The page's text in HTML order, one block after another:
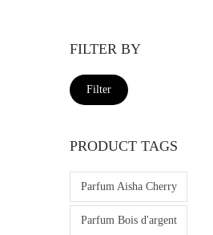
FILTER BY
M
p
r
M
p
r
Filter
PRODUCT TAGS
Parfum Aisha Cherry
Parfum Bois d'argent